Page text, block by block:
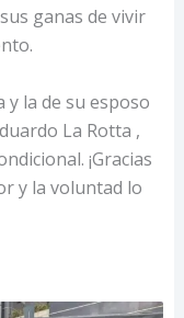
ganas de vivir
y la de su esposo
La Rotta ,
¡Gracias
y la voluntad lo